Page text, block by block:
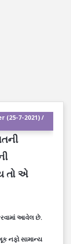
(25-7-2021) /
તો એ
આવેલ છે.
નફો સામાન્ય